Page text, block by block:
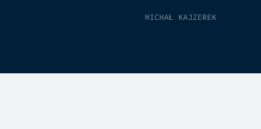
MICHAŁ KAJZEREK